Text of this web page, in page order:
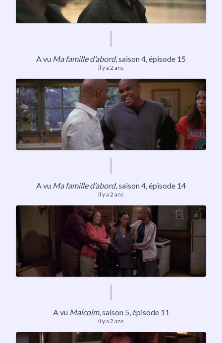
A vu Ma famille d’abord, saison 4, épisode 15
il y a 2 ans
A vu Ma famille d’abord, saison 4, épisode 14
il y a 2 ans
A vu Malcolm,saison 5, épisode 11
il y a 2 ans